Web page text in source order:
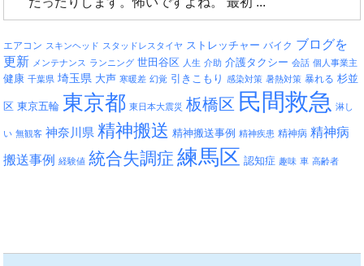
エアコン スキンヘッド スタッドレスタイヤ ストレッチャー バイク ブログを
更新 メンテナンス ランニング 世田谷区 人生 介助 介護タクシー 会話 個人事業主
健康 千葉県 埼玉県 大声 寒暖差 幻覚 引きこもり 感染対策 暑熱対策 暴れる 杉並
区 東京五輪 東京都 東日本大震災 板橋区 民間救急 淋し
い 無観客 神奈川県 精神搬送 精神搬送事例 精神疾患 精神病 精神病
搬送事例
経験値 統合失調症 練馬区 認知症 趣味 車 高齢者